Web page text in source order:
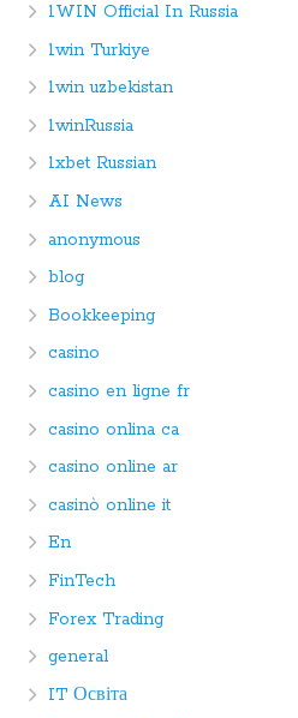
1WIN Official In Russia
1win Turkiye
1win uzbekistan
1winRussia
1xbet Russian
AI News
anonymous
blog
Bookkeeping
casino
casino en ligne fr
casino onlina ca
casino online ar
casinò online it
En
FinTech
Forex Trading
general
IT Освіта